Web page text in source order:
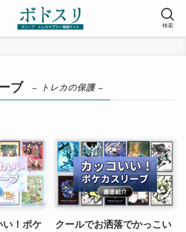
検索
ブ – トレカの保護 –
い！ポケ
クールでお洒落でかっこい